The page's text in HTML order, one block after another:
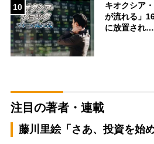
10
キオクシア
が流れる」
に放置され…
注目の著者・連載
藤川里絵「さあ、投資を始